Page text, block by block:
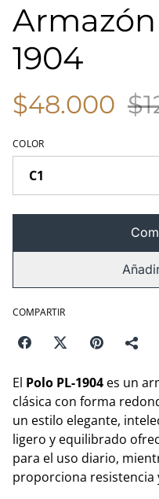
1904
$48.000
COLOR
COMPARTIR
El Polo PL-1904 es un
clásica con forma
un estilo elegante,
ligero y equilibrado
para el uso diario,
proporciona resistencia